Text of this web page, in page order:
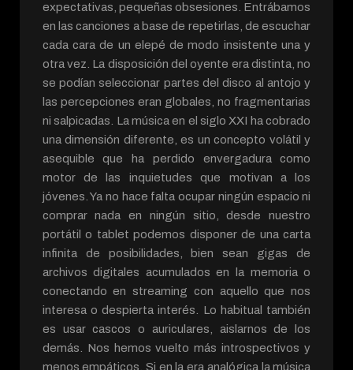
expectativas, pequeñas obsesiones. Entrábamos
en las canciones a base de repetirlas, de escuchar
cada cara de un elepé de modo insistente una y
otra vez. La disposición del oyente era distinta, no
se podían seleccionar partes del disco al antojo y
las percepciones eran globales, no fragmentarias
ni salpicadas. La música en el siglo XXI ha cobrado
una dimensión diferente, es un concepto volátil y
asequible que ha perdido envergadura como
motor de las inquietudes que motivan a los
jóvenes. Ya no hace falta ocupar ningún espacio ni
comprar nada en ningún sitio, desde nuestro
portátil o tablet podemos disponer de una carta
infinita de posibilidades, bien sean gigas de
archivos digitales acumulados en la memoria o
conectando en streaming con aquello que nos
interesa o despierta interés. Lo habitual también
es usar cascos o auriculares, aislarnos de los
demás. Nos hemos vuelto más introspectivos y
menos empáticos. Si en la era analógica la música